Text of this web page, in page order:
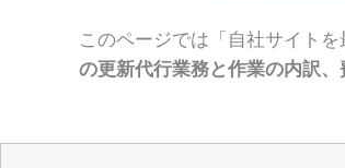
このページでは「自社サイト
の更新代行業務と作業の内訳、